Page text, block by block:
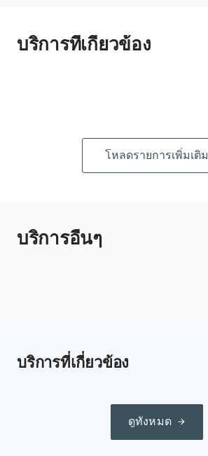
บริการที่เกี่ยวข้อง
โหลดรายการเพิ่มเติม
บริการอื่นๆ
บริการที่เกี่ยวข้อง
ดูทั้งหมด